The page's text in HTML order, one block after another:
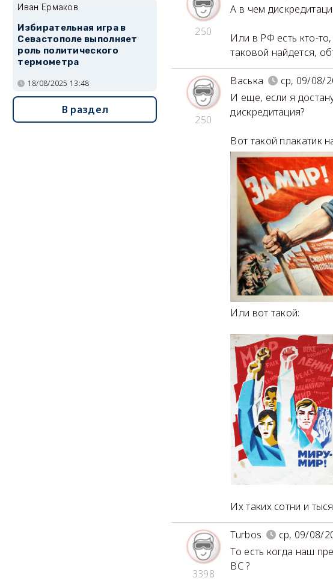
250
А в чем
Или в РФ есть кто-
таковой найдется,
250
Васька
ср, 09/08/
И еще, если я
дискредитация?
Вот такой плакатик
Или вот такой:
Их таких сотни и
3398
Turbos
ср, 09/08/
То есть когда наш
ВС ?
Иван Ермаков
Избирательная игра в
Севастополе выполняет
роль политического
термометра
18/08/2025 13:48
В раздел